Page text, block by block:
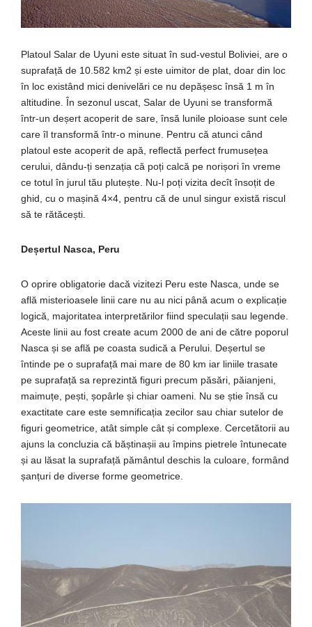
Platoul Salar de Uyuni este situat în sud-vestul Boliviei, are o
suprafață de 10.582 km2 și este uimitor de plat, doar din loc
în loc existând mici denivelări ce nu depășesc însă 1 m în
altitudine. În sezonul uscat, Salar de Uyuni se transformă
într-un deșert acoperit de sare, însă lunile ploioase sunt cele
care îl transformă într-o minune. Pentru că atunci când
platoul este acoperit de apă, reflectă perfect frumusețea
cerului, dându-ți senzația că poți calcă pe norișori în vreme
ce totul în jurul tău plutește. Nu-l poți vizita decît însoțit de
ghid, cu o mașină 4×4, pentru că de unul singur există riscul
să te rătăcești.
Deșertul Nasca, Peru
O oprire obligatorie dacă vizitezi Peru este Nasca, unde se
află misterioasele linii care nu au nici până acum o explicație
logică, majoritatea interpretărilor fiind speculații sau legende.
Aceste linii au fost create acum 2000 de ani de către poporul
Nasca și se află pe coasta sudică a Perului. Deșertul se
întinde pe o suprafață mai mare de 80 km iar liniile trasate
pe suprafață sa reprezintă figuri precum păsări, păianjeni,
maimuțe, pești, șopârle și chiar oameni. Nu se știe însă cu
exactitate care este semnificația zecilor sau chiar sutelor de
figuri geometrice, atât simple cât și complexe. Cercetătorii au
ajuns la concluzia că băștinașii au împins pietrele întunecate
și au lăsat la suprafață pământul deschis la culoare, formând
șanțuri de diverse forme geometrice.